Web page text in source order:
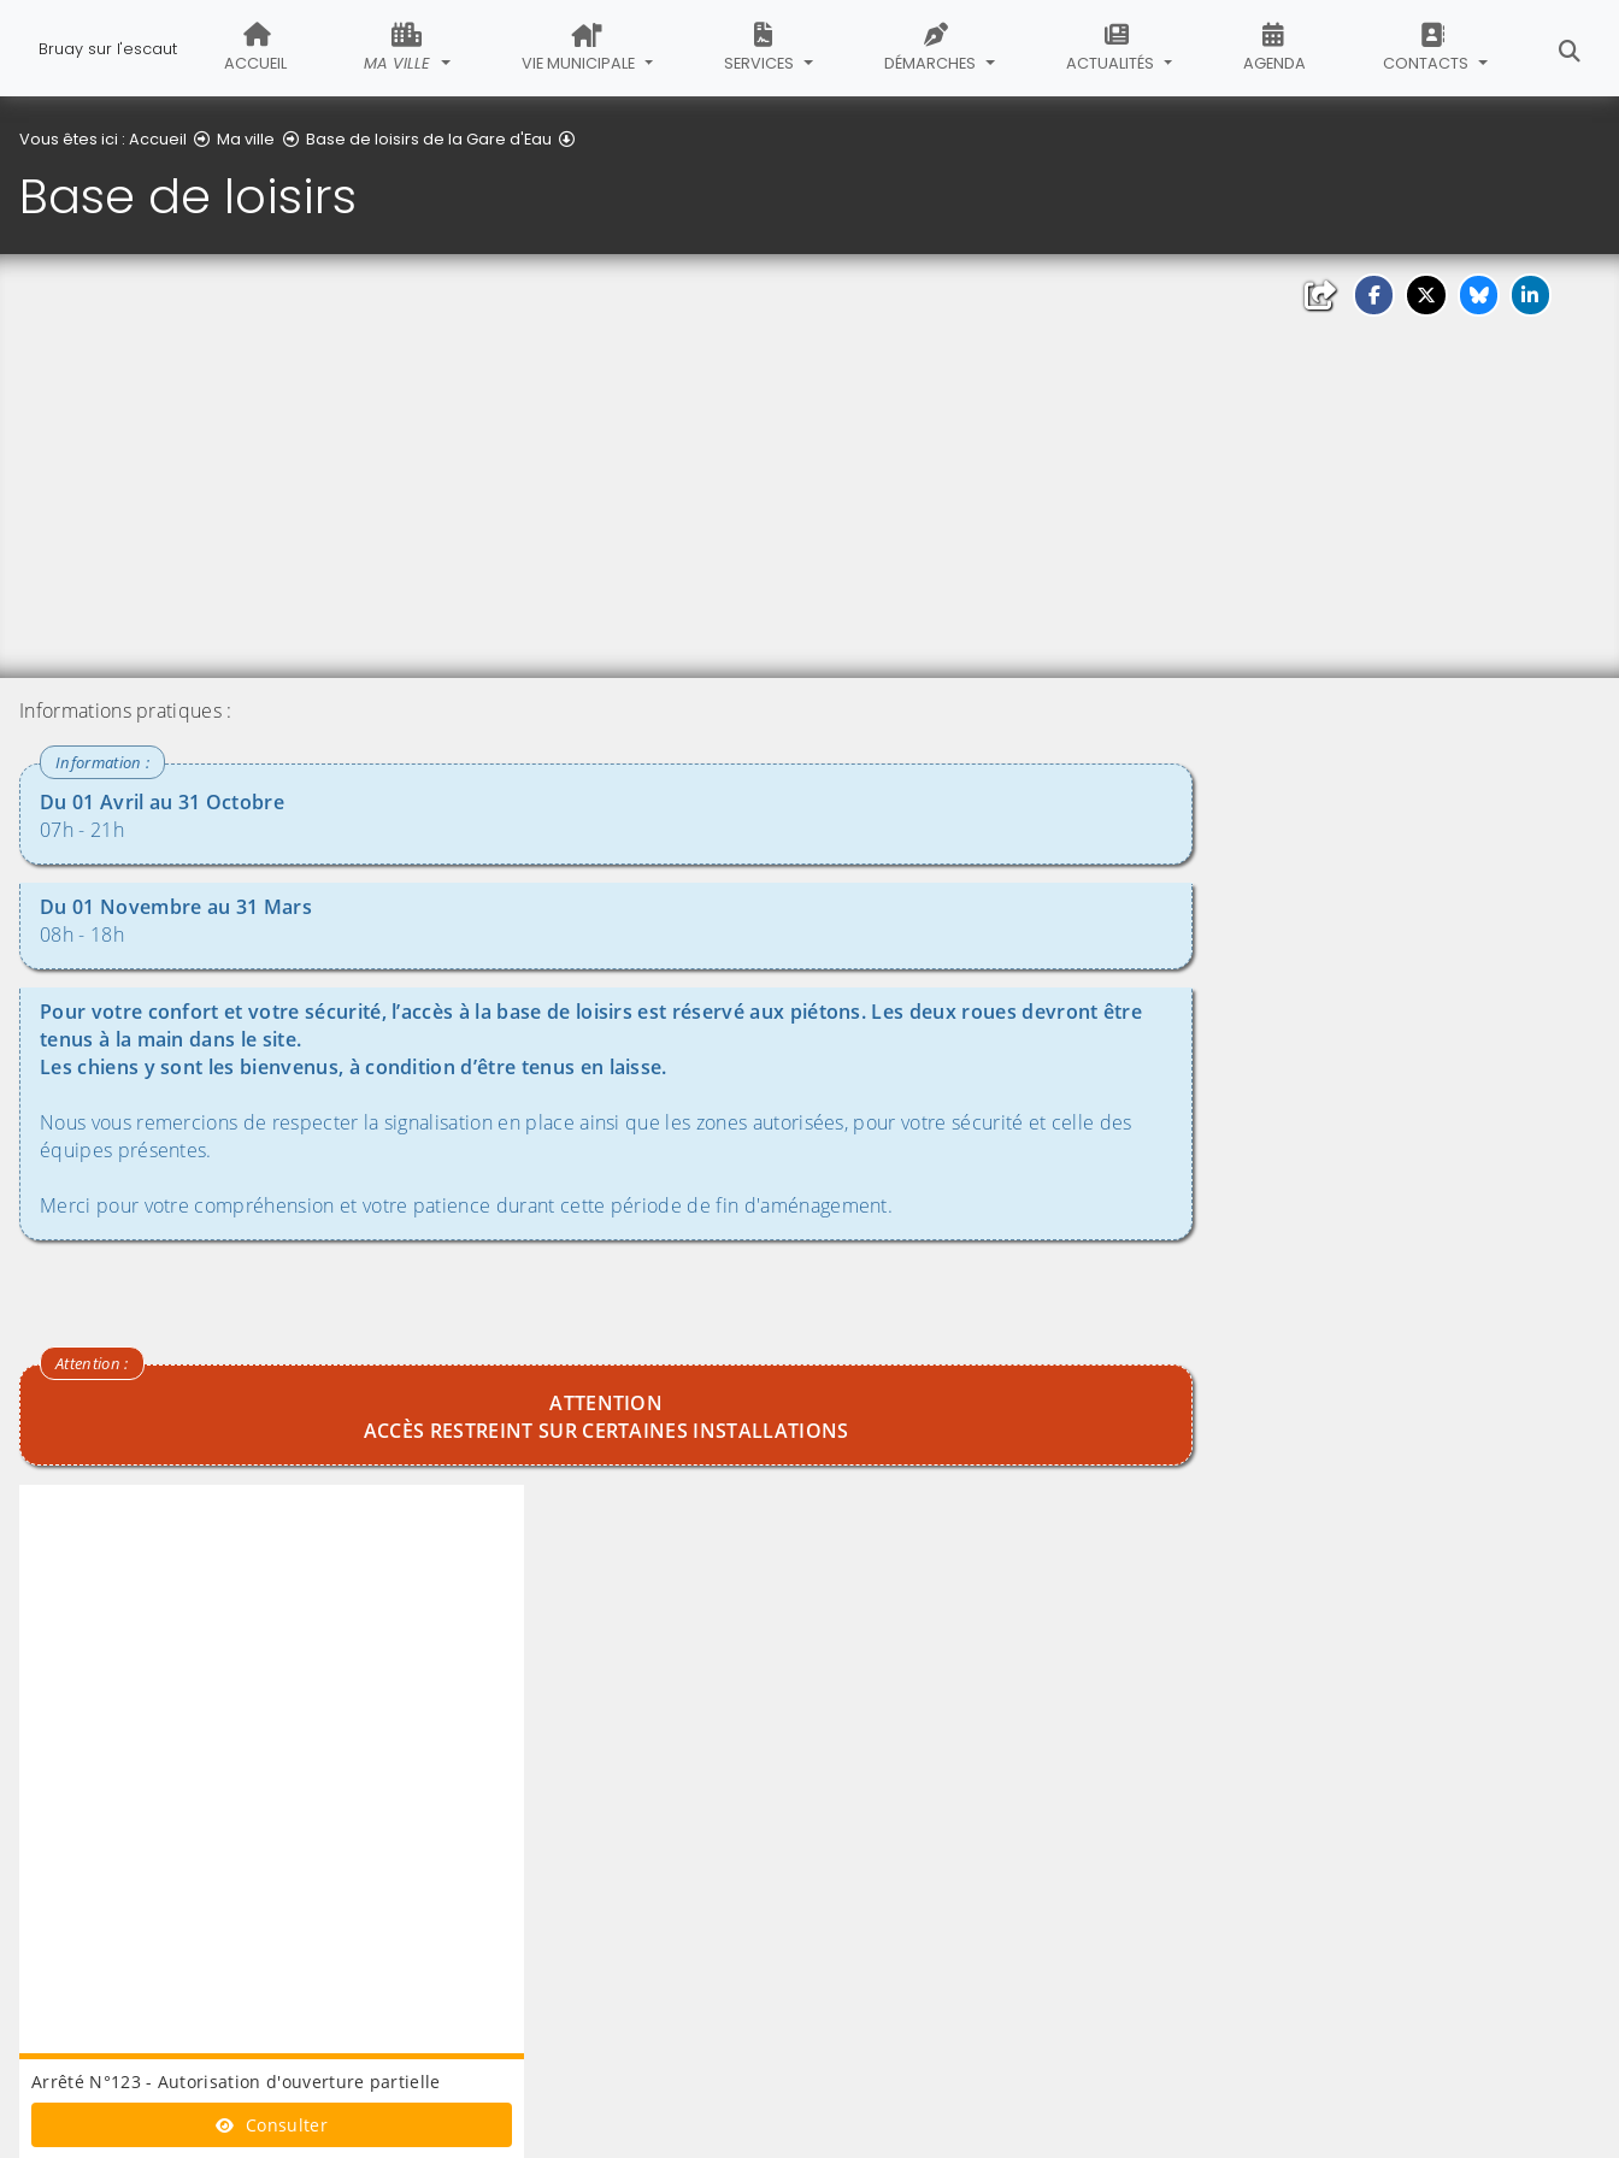
Bruay sur l'escaut
ACCUEIL MA VILLE VIE MUNICIPALE SERVICES DÉMARCHES ACTUALITÉS AGENDA CONTACTS
Vous êtes ici : Accueil Ma ville Base de loisirs de la Gare d'Eau
Base de loisirs
Informations pratiques :
Du 01 Avril au 31 Octobre
07h - 21h
Du 01 Novembre au 31 Mars
08h - 18h
Pour votre confort et votre sécurité, l’accès à la base de loisirs est réservé aux piétons. Les deux roues devront être
tenus à la main dans le site.
Les chiens y sont les bienvenus, à condition d’être tenus en laisse.
Nous vous remercions de respecter la signalisation en place ainsi que les zones autorisées, pour votre sécurité et celle des
équipes présentes.
Merci pour votre compréhension et votre patience durant cette période de fin d'aménagement.
ATTENTION
ACCÈS RESTREINT SUR CERTAINES INSTALLATIONS
Arrêté N°123 - Autorisation d'ouverture partielle
Consulter